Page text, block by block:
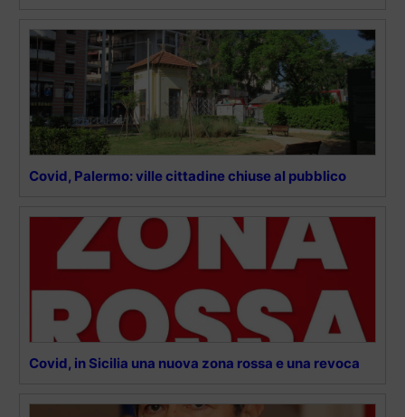
Covid, Palermo: ville cittadine chiuse al pubblico
Covid, in Sicilia una nuova zona rossa e una revoca